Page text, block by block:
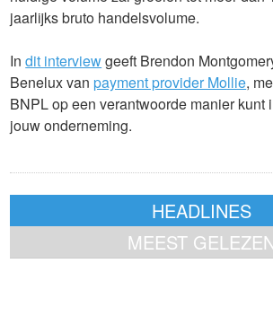
jaarlijks bruto handelsvolume.
Indit interviewgeeft Brendon
Benelux vanpayment provider Mollie,
BNPL op een verantwoorde manier kunt
jouw onderneming.
HEADLINES
MEEST